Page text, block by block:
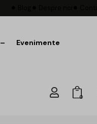
– Evenimente
0